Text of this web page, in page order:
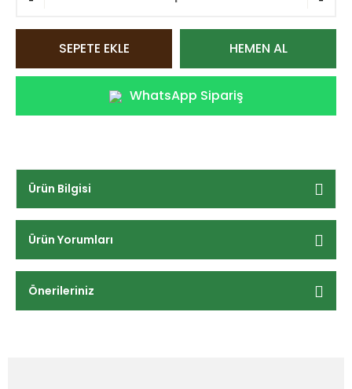
SEPETE EKLE HEMEN AL
WhatsApp Sipariş
Ürün Bilgisi
Ürün Yorumları
Önerileriniz